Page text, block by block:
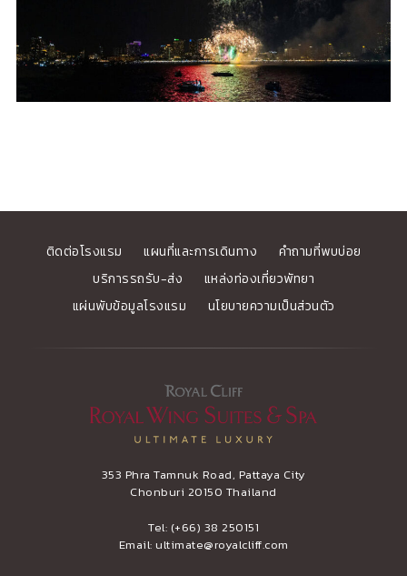
ติดต่อโรงแรม แผนที่และการเดินทาง
คำถามที่พบบ่อย
บริการรถรับ-ส่ง
แหล่งท่องเที่ยวพัทยา
แผ่นพับข้อมูลโรงแรม
นโยบายความเป็นส่วนตัว
353 Phra Tamnuk Road, Pattaya City
Chonburi 20150 Thailand
Tel: (+66) 38 250151
Email: ultimate@royalcliff.com